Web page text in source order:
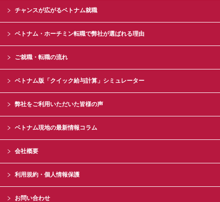
チャンスが広がるベトナム就職
ベトナム・ホーチミン転職で弊社が選ばれる理由
ご就職・転職の流れ
ベトナム版「クイック給与計算」シミュレーター
弊社をご利用いただいた皆様の声
ベトナム現地の最新情報コラム
会社概要
利用規約・個人情報保護
お問い合わせ